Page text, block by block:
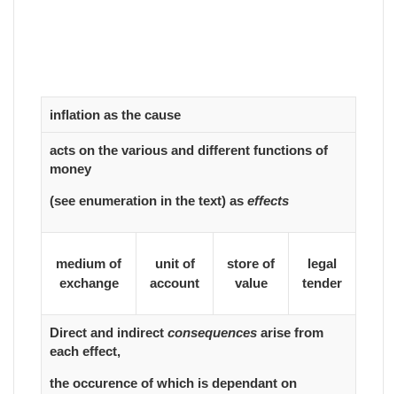
inflation as the cause
acts on the various and different functions of
money
(see enumeration in the text) as effects
medium of
exchange
unit of
account
store of
value
legal
tender
Direct and indirect consequences arise from
each effect,
the occurence of which is dependant on